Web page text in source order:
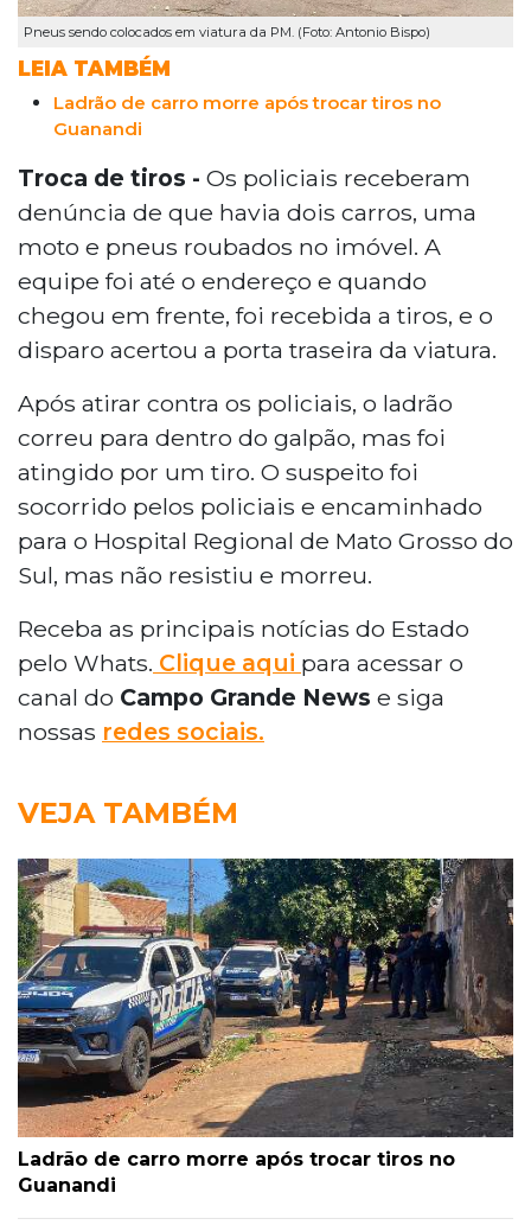
Pneus sendo colocados em viatura da PM. (Foto: Antonio Bispo)
LEIA TAMBÉM
Ladrão de carro morre após trocar tiros no
Guanandi
Troca de tiros - Os policiais receberam
denúncia de que havia dois carros, uma
moto e pneus roubados no imóvel. A
equipe foi até o endereço e quando
chegou em frente, foi recebida a tiros, e o
disparo acertou a porta traseira da viatura.
Após atirar contra os policiais, o ladrão
correu para dentro do galpão, mas foi
atingido por um tiro. O suspeito foi
socorrido pelos policiais e encaminhado
para o Hospital Regional de Mato Grosso do
Sul, mas não resistiu e morreu.
Receba as principais notícias do Estado
pelo Whats. Clique aqui para acessar o
canal do Campo Grande News e siga
nossas redes sociais.
VEJA TAMBÉM
Ladrão de carro morre após trocar tiros no
Guanandi